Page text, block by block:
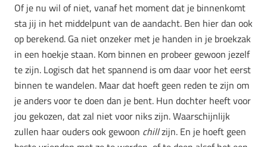
Of je nu wil of niet, vanaf het moment dat je binnenkomt
sta jij in het middelpunt van de aandacht. Ben hier dan ook
op berekend. Ga niet onzeker met je handen in je broekzak
in een hoekje staan. Kom binnen en probeer gewoon jezelf
te zijn. Logisch dat het spannend is om daar voor het eerst
binnen te wandelen. Maar dat hoeft geen reden te zijn om
je anders voor te doen dan je bent. Hun dochter heeft voor
jou gekozen, dat zal niet voor niks zijn. Waarschijnlijk
zullen haar ouders ook gewoon chillzijn. En je hoeft geen